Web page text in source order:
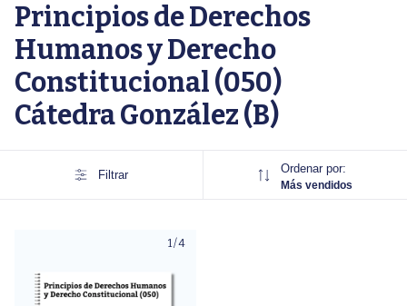
Principios de Derechos
Humanos y Derecho
Constitucional (050)
Cátedra González (B)
Filtrar Ordenar por:
Más vendidos
1/4